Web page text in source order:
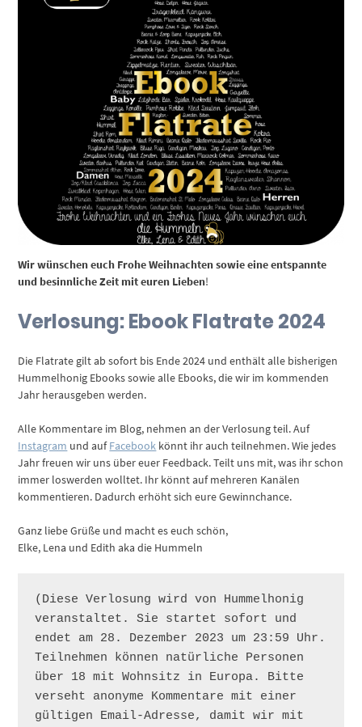
Wir wünschen euch Frohe Weihnachten sowie eine entspannte
und besinnliche Zeit mit euren Lieben!
Verlosung: Ebook Flatrate 2024
Die Flatrate gilt ab sofort bis Ende 2024 und enthält alle bisherigen
Hummelhonig Ebooks sowie alle Ebooks, die wir im kommenden
Jahr herausgeben werden.
Alle Kommentare im Blog, nehmen an der Verlosung teil. Auf
Instagram und aufFacebook könnt ihr auch teilnehmen. Wie jedes
Jahr freuen wir uns über euer Feedback. Teilt uns mit, was ihr schon
immer loswerden wolltet. Ihr könnt auf mehreren Kanälen
kommentieren. Dadurch erhöht sich eure Gewinnchance.
Ganz liebe Grüße und macht es euch schön,
Elke, Lena und Edith aka die Hummeln
(Diese Verlosung wird von Hummelhonig
veranstaltet. Sie startet sofort und
endet am 28. Dezember 2023 um 23:59 Uhr.
Teilnehmen können natürliche Personen
über 18 mit Wohnsitz in Europa. Bitte
verseht anonyme Kommentare mit einer
gültigen Email-Adresse, damit wir mit